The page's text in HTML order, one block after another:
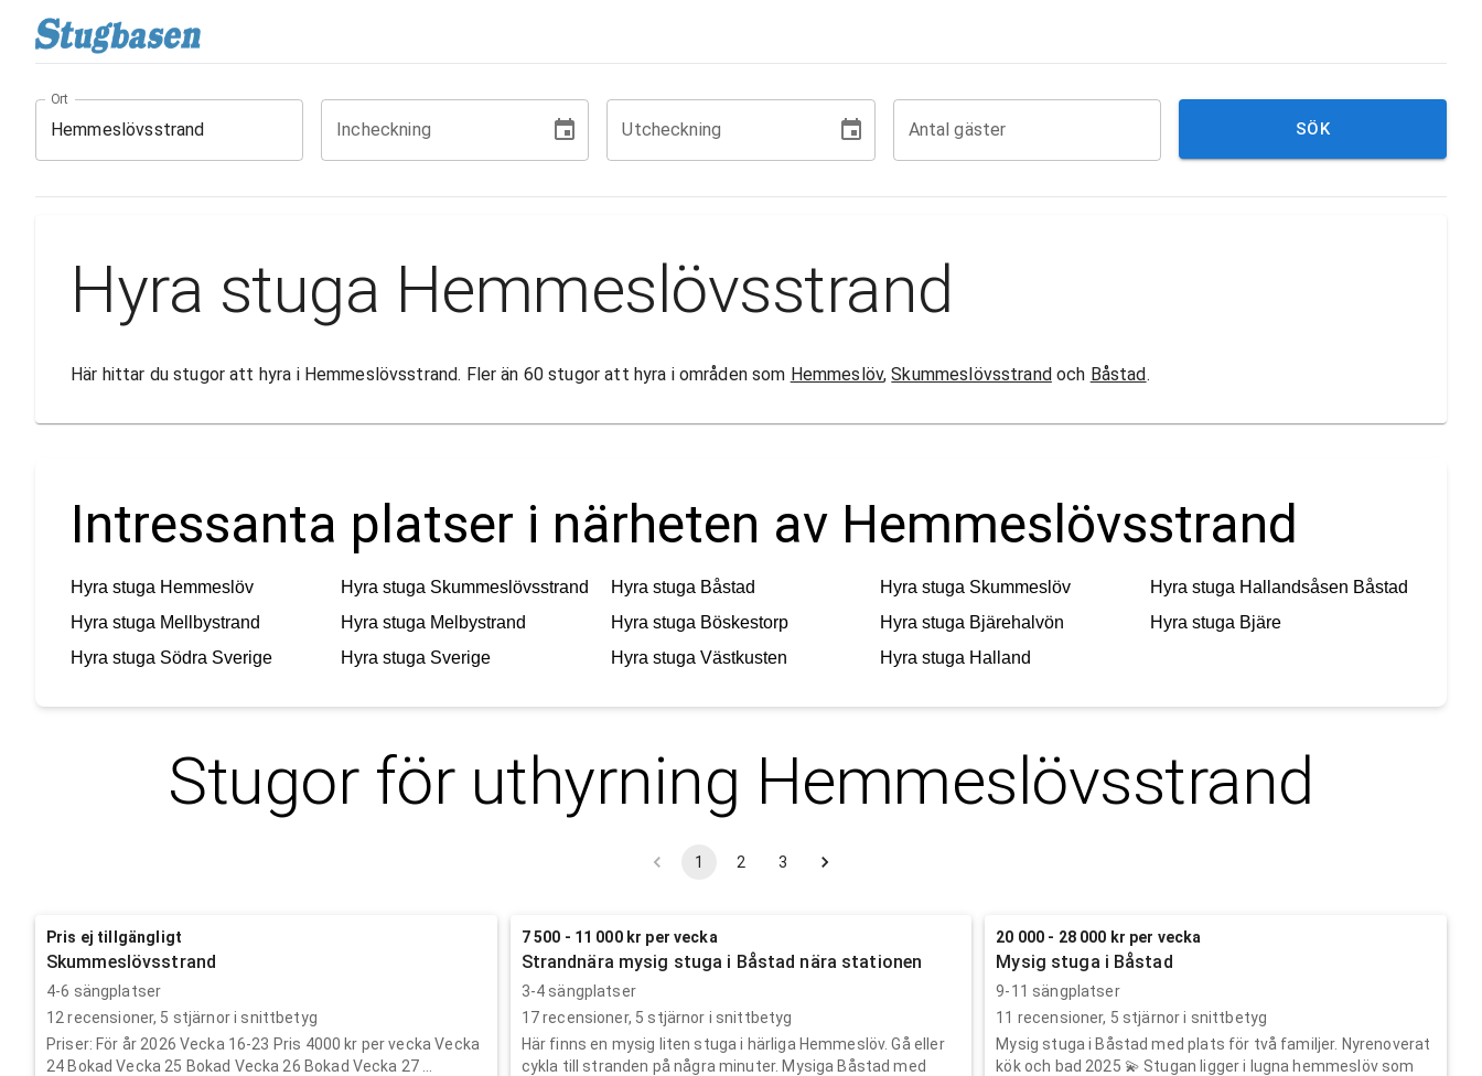
Ort
Incheckning Utcheckning Antal gäster SÖK
Hyra stuga Hemmeslövsstrand
Här hittar du stugor att hyra i Hemmeslövsstrand. Fler än 60 stugor att hyra i områden som Hemmeslöv,Skummeslövsstrandoch Båstad.
Intressanta platser i närheten av Hemmeslövsstrand
Hyra stuga Hemmeslöv Hyra stuga Skummeslövsstrand Hyra stuga Båstad Hyra stuga Skummeslöv Hyra stuga Hallandsåsen Båstad
Hyra stuga Mellbystrand Hyra stuga Melbystrand Hyra stuga Böskestorp Hyra stuga Bjärehalvön Hyra stuga Bjäre
Hyra stuga Södra Sverige Hyra stuga Sverige Hyra stuga Västkusten Hyra stuga Halland
Stugor för uthyrning Hemmeslövsstrand
1 2 3
Pris ej tillgängligt
Skummeslövsstrand
4-6 sängplatser
12 recensioner, 5 stjärnor i snittbetyg
Priser: För år 2026 Vecka 16-23 Pris 4000 kr per vecka Vecka
24 Bokad Vecka 25 Bokad Vecka 26 Bokad Vecka 27 ...
7 500 - 11 000 kr per vecka
Strandnära mysig stuga i Båstad nära stationen
3-4 sängplatser
17recensioner, 5 stjärnor i snittbetyg
Här finns en mysig liten stuga i härliga Hemmeslöv. Gå eller
cykla till stranden på några minuter. Mysiga Båstad med
20 000 - 28 000 kr per vecka
Mysig stuga i Båstad
9-11 sängplatser
11 recensioner, 5 stjärnor i snittbetyg
Mysig stuga i Båstad med plats för två familjer. Nyrenoverat
kök och bad 2025 💫 Stugan ligger i lugna hemmeslöv som